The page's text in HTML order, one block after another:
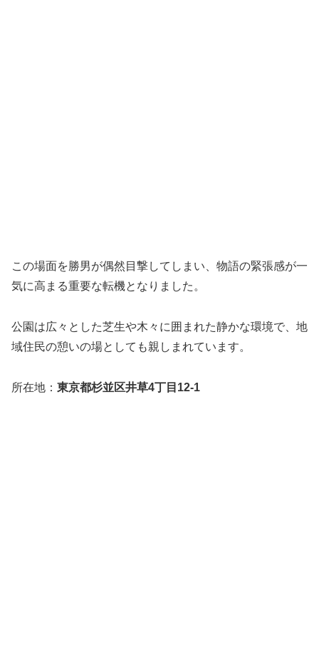
この場面を勝男が偶然目撃してしまい、物語の緊張感が一
気に高まる重要な転機となりました。
公園は広々とした芝生や木々に囲まれた静かな環境で、地
域住民の憩いの場としても親しまれています。
所在地： 東京都杉並区井草4丁目12-1